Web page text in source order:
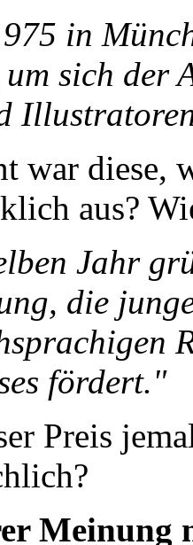
in
sich der
war diese,
aus?
Jahr
die
fördert."
Preis
Meinung